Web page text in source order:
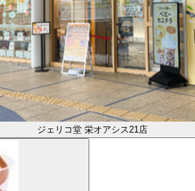
ジェリコ堂 栄オアシス21店